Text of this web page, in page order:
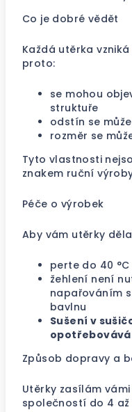
Co je dobré vědět
Každá utěrka
proto:
se mohou
struktuře
odstín se
rozměr se
Tyto vlastnosti
znakem ruční
Péče o výrobek
Aby vám utěrky
perte do 40 °C
žehlení není
napařováním
bavlnu
Sušení v
Způsob dopravy a
Utěrky zasílám
společností do 4